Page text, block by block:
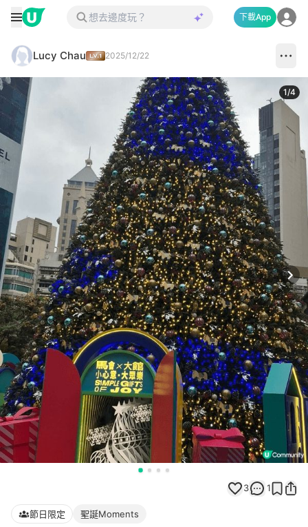
下載App
Lucy Chau 2025/12/22
1/4
3 1
節日限定 聖誕Moments